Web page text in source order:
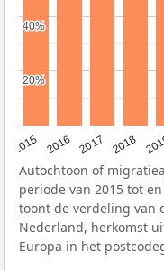
2015 2016 2017 2018
20%
20%
40%
40%
Autochtoon of
periode van 2015 tot
toont de verdeling van
Nederland, herkomst
Europa in het